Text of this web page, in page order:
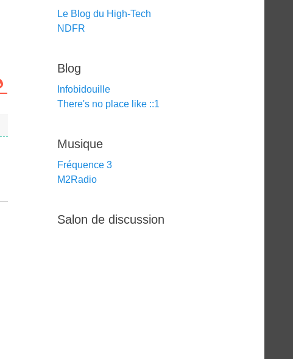
Le Blog du High-Tech
NDFR
Blog
Infobidouille
There's no place like ::1
Musique
Fréquence 3
M2Radio
Salon de discussion